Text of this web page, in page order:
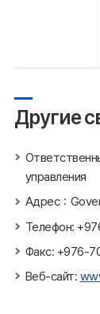
Другие
управления
Адрес：
Телефон:
Факс: +976-
Веб-сайт: